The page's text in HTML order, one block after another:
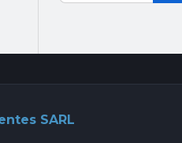
SARL